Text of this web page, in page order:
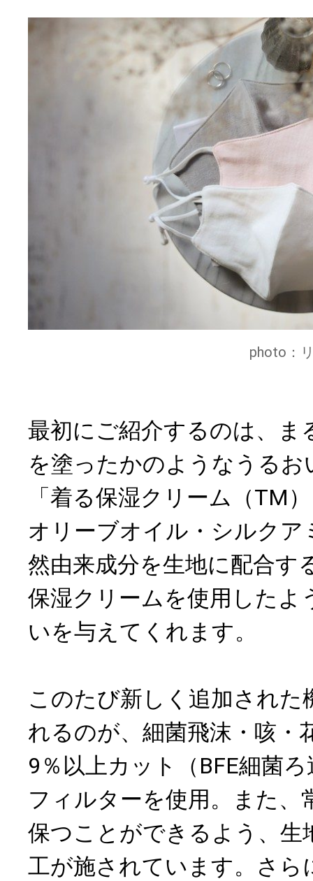
photo：
最初にご紹介するのは、ま
を塗ったかのようなうる
「着る保湿クリーム（TM
オリーブオイル・シルクア
然由来成分を生地に配合す
保湿クリームを使用したよ
いを与えてくれます。
このたび新しく追加された
れるのが、細菌飛沫・咳・
9％以上カット（BFE細菌
フィルターを使用。また、
保つことができるよう、生
工が施されています。さら